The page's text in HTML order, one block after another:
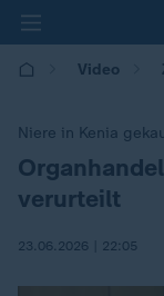
Video
Niere in Kenia
:
verurteilt
23.06.2026 | 22:05